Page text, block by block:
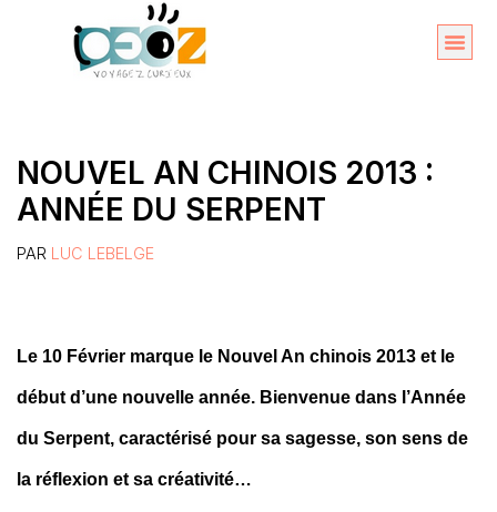
NOUVEL AN CHINOIS 2013 :
ANNÉE DU SERPENT
PAR LUC LEBELGE
Le 10 Février marque le Nouvel An chinois 2013 et le
début d’une nouvelle année. Bienvenue dans l’Année
du Serpent, caractérisé pour sa sagesse, son sens de
la réflexion et sa créativité…